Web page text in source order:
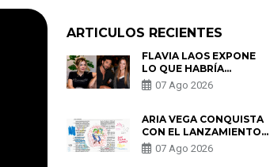
ARTICULOS RECIENTES
FLAVIA LAOS EXPONE
LO QUE HABRÍA
BUSCADO PABLO
HEREDIA CON ALE
PARTES QUERÍA EL
REMEMBER”
07 Ago 2026
ARIA VEGA CONQUISTA
CON EL LANZAMIENTO
DE “TOTOTO (+4)”
07 Ago 2026